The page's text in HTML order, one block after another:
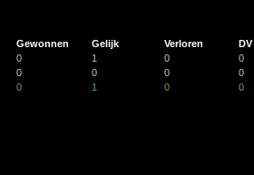
Gewonnen Gelijk Verloren DV
0 1 0 0
0 0 0 0
0 1 0 0